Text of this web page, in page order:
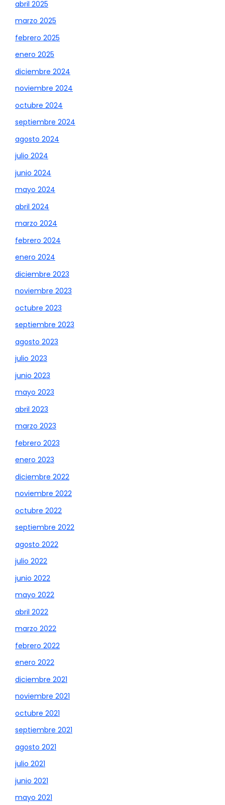
abril 2025
marzo 2025
febrero 2025
enero 2025
diciembre 2024
noviembre 2024
octubre 2024
septiembre 2024
agosto 2024
julio 2024
junio 2024
mayo 2024
abril 2024
marzo 2024
febrero 2024
enero 2024
diciembre 2023
noviembre 2023
octubre 2023
septiembre 2023
agosto 2023
julio 2023
junio 2023
mayo 2023
abril 2023
marzo 2023
febrero 2023
enero 2023
diciembre 2022
noviembre 2022
octubre 2022
septiembre 2022
agosto 2022
julio 2022
junio 2022
mayo 2022
abril 2022
marzo 2022
febrero 2022
enero 2022
diciembre 2021
noviembre 2021
octubre 2021
septiembre 2021
agosto 2021
julio 2021
junio 2021
mayo 2021